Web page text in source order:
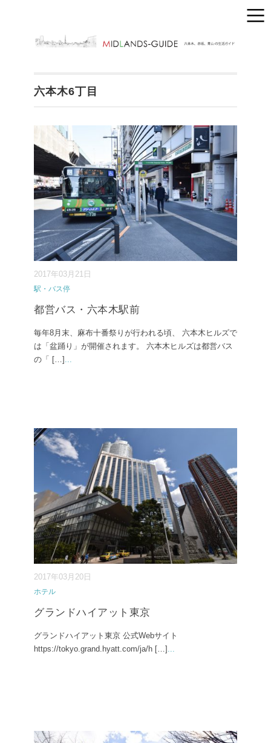
六本木6丁目
2017年03月21日
駅・バス停
都営バス・六本木駅前
毎年8月末、麻布十番祭りが行われる頃、 六本木ヒルズで
は「盆踊り」が開催されます。 六本木ヒルズは都営バス
の「 […] ...
2017年03月20日
ホテル
グランドハイアット東京
グランドハイアット東京 公式Webサイト
https://tokyo.grand.hyatt.com/ja/h […] ...